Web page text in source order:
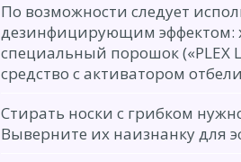
По возможности следует
дезинфицирующим эффектом:
специальный порошок («PLEX
средство с активатором
Стирать носки с грибком
Выверните их наизнанку для